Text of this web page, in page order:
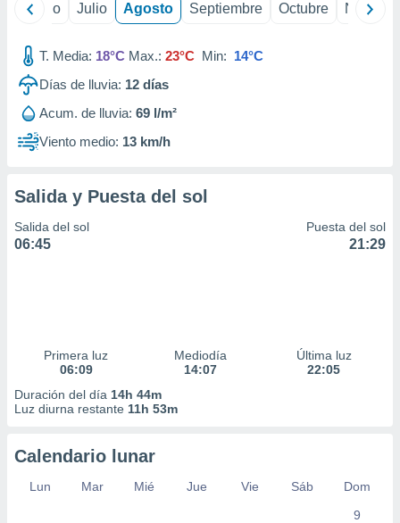
Junio Julio Agosto Septiembre Octubre
T. Media: 18°C Max.: 23°C Min: 14°C
Días de lluvia: 12 días
Acum. de lluvia: 69 l/m²
Viento medio: 13 km/h
Salida y Puesta del sol
Salida del sol
06:45
Puesta del sol
21:29
Primera luz
06:09
Mediodía
14:07
Última luz
22:05
Duración del día 14h 44m
Luz diurna restante 11h 53m
Calendario lunar
Lun Mar Mié Jue Vie Sáb
Dom
9